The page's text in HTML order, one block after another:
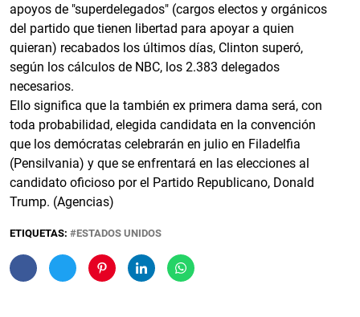
apoyos de "superdelegados" (cargos electos y orgánicos
del partido que tienen libertad para apoyar a quien
quieran) recabados los últimos días, Clinton superó,
según los cálculos de NBC, los 2.383 delegados
necesarios.
Ello significa que la también ex primera dama será, con
toda probabilidad, elegida candidata en la convención
que los demócratas celebrarán en julio en Filadelfia
(Pensilvania) y que se enfrentará en las elecciones al
candidato oficioso por el Partido Republicano, Donald
Trump. (Agencias)
ETIQUETAS: ESTADOS UNIDOS